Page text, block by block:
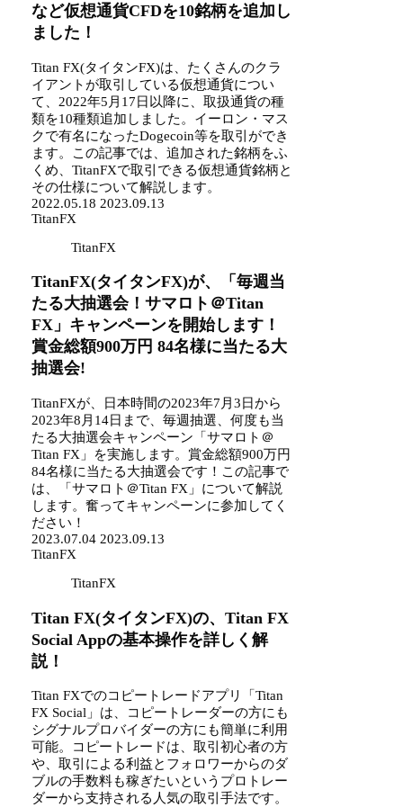
など仮想通貨CFDを10銘柄を追加し
ました！
Titan FX(タイタンFX)は、たくさんのクラ
イアントが取引している仮想通貨につい
て、2022年5月17日以降に、取扱通貨の種
類を10種類追加しました。イーロン・マス
クで有名になったDogecoin等を取引ができ
ます。この記事では、追加された銘柄をふ
くめ、TitanFXで取引できる仮想通貨銘柄と
その仕様について解説します。
2022.05.18 2023.09.13
TitanFX
TitanFX
TitanFX(タイタンFX)が、「毎週当
たる大抽選会！サマロト＠Titan
FX」キャンペーンを開始します！
賞金総額900万円 84名様に当たる大
抽選会!
TitanFXが、日本時間の2023年7月3日から
2023年8月14日まで、毎週抽選、何度も当
たる大抽選会キャンペーン「サマロト＠
Titan FX」を実施します。賞金総額900万円
84名様に当たる大抽選会です！この記事で
は、「サマロト＠Titan FX」について解説
します。奮ってキャンペーンに参加してく
ださい！
2023.07.04 2023.09.13
TitanFX
TitanFX
Titan FX(タイタンFX)の、Titan FX
Social Appの基本操作を詳しく解
説！
Titan FXでのコピートレードアプリ「Titan
FX Social」は、コピートレーダーの方にも
シグナルプロバイダーの方にも簡単に利用
可能。コピートレードは、取引初心者の方
や、取引による利益とフォロワーからのダ
ブルの手数料も稼ぎたいというプロトレー
ダーから支持される人気の取引手法です。